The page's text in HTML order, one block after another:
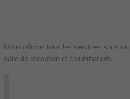
Nous offrons tous les services sous
salle de réception et columbarium.